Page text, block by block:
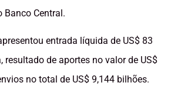
Banco Central.
entrada líquida de US$ 83
resultado de aportes no valor de US$
no total de US$ 9,144 bilhões.